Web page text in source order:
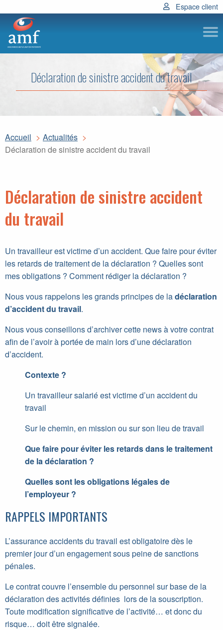
Espace client
Déclaration de sinistre accident du travail
Accueil
Actualités
Déclaration de sinistre accident du travail
Déclaration de sinistre accident
du travail
Un travailleur est victime d’un accident. Que faire pour éviter
les retards de traitement de la déclaration ? Quelles sont
mes obligations ? Comment rédiger la déclaration ?
Nous vous rappelons les grands principes de ladéclaration
d’accident du travail.
Nous vous conseillons d’archiver cette news à votre contrat
afin de l’avoir à portée de main lors d’une déclaration
d’accident.
Contexte ?
Un travailleur salarié est victime d’un accident du
travail
Sur le chemin, en mission ou sur son lieu de travail
Que faire pour éviter les retards dans le traitement
de la déclaration ?
Quelles sont les obligations légales de
l’employeur ?
RAPPELS IMPORTANTS
L’assurance accidents du travail est obligatoire dès le
premier jour d’un engagement sous peine de sanctions
pénales.
Le contrat couvre l’ensemble du personnel sur base de la
déclaration des activités définies lors de la souscription.
Toute modification significative de l’activité… et donc du
risque… doit être signalée.